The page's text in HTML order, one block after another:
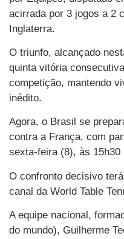
acirrada por 3 jogos a 2
Inglaterra.
O triunfo, alcançado
quinta vitória
competição, mantendo
inédito.
Agora, o Brasil se
contra a França, com
sexta-feira (8), às
O confronto decisivo
canal da World Table
A equipe nacional,
do mundo), Guilherme